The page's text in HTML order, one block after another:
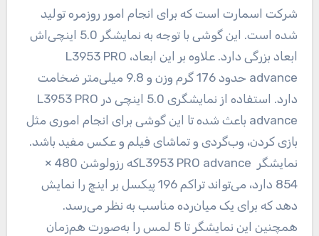
شرکت اسمارت است که برای انجام امور روزمره تولید
شده است. این گوشی با توجه به نمایشگر 5.0 اینچی‌اش
ابعاد بزرگی دارد. علاوه بر این ابعاد، L3953 PRO
advance
حدود 176 گرم وزن و 9.8 میلی‌متر ضخامت
دارد. استفاده از نمایشگری 5.0 اینچی در
L3953 PRO
advance باعث شده تا این گوشی برای انجام اموری مثل
بازی کردن، وب‌گردی و تماشای فیلم و عکس مفید باشد.
نمایشگر L3953 PRO advance
که رزولوشن 480 ×
854 دارد، می‌تواند تراکم 196 پیکسل بر اینچ را نمایش
دهد که برای یک میان‌رده مناسب به نظر می‌رسد.
همچنین این نمایشگر تا 5 لمس را به‌صورت هم‌زمان